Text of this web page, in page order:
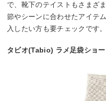
で、靴下のテイストもさまざ
節やシーンに合わせたアイテ
入したい方も要チェックです。
タビオ(Tabio) ラメ足袋ショ